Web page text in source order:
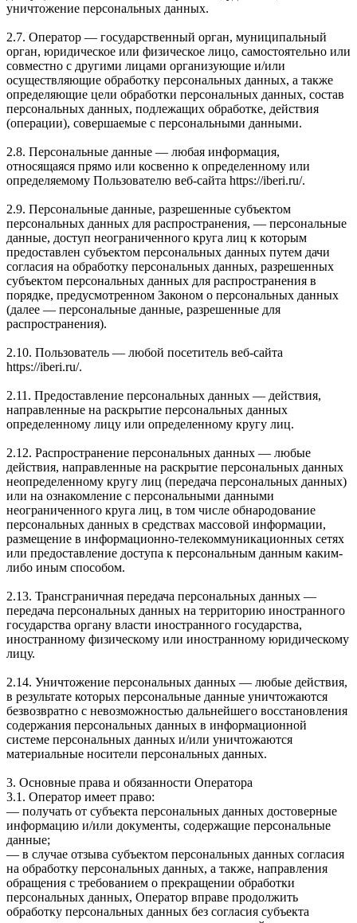
уничтожение персональных данных.
2.7. Оператор — государственный орган, муниципальный
орган, юридическое или физическое лицо, самостоятельно или
совместно с другими лицами организующие и/или
осуществляющие обработку персональных данных, а также
определяющие цели обработки персональных данных, состав
персональных данных, подлежащих обработке, действия
(операции), совершаемые с персональными данными.
2.8. Персональные данные — любая информация,
относящаяся прямо или косвенно к определенному или
определяемому Пользователю веб-сайта https://iberi.ru/.
2.9. Персональные данные, разрешенные субъектом
персональных данных для распространения, — персональные
данные, доступ неограниченного круга лиц к которым
предоставлен субъектом персональных данных путем дачи
согласия на обработку персональных данных, разрешенных
субъектом персональных данных для распространения в
порядке, предусмотренном Законом о персональных данных
(далее — персональные данные, разрешенные для
распространения).
2.10. Пользователь — любой посетитель веб-сайта
https://iberi.ru/.
2.11. Предоставление персональных данных — действия,
направленные на раскрытие персональных данных
определенному лицу или определенному кругу лиц.
2.12. Распространение персональных данных — любые
действия, направленные на раскрытие персональных данных
неопределенному кругу лиц (передача персональных данных)
или на ознакомление с персональными данными
неограниченного круга лиц, в том числе обнародование
персональных данных в средствах массовой информации,
размещение в информационно-телекоммуникационных сетях
или предоставление доступа к персональным данным каким-
либо иным способом.
2.13. Трансграничная передача персональных данных —
передача персональных данных на территорию иностранного
государства органу власти иностранного государства,
иностранному физическому или иностранному юридическому
лицу.
2.14. Уничтожение персональных данных — любые действия,
в результате которых персональные данные уничтожаются
безвозвратно с невозможностью дальнейшего восстановления
содержания персональных данных в информационной
системе персональных данных и/или уничтожаются
материальные носители персональных данных.
3. Основные права и обязанности Оператора
3.1. Оператор имеет право:
— получать от субъекта персональных данных достоверные
информацию и/или документы, содержащие персональные
данные;
— в случае отзыва субъектом персональных данных согласия
на обработку персональных данных, а также, направления
обращения с требованием о прекращении обработки
персональных данных, Оператор вправе продолжить
обработку персональных данных без согласия субъекта